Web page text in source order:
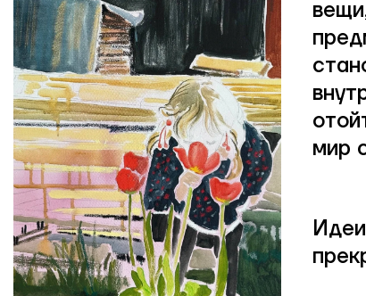
мир